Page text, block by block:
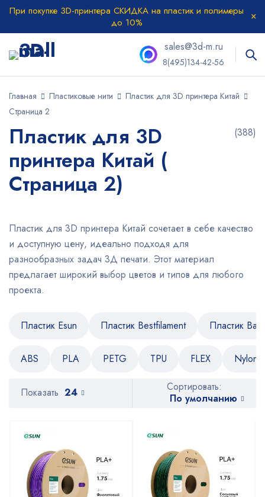
При покупке 3D-принтера СКИДКА на пластик и полимеры
до 10%
sales@3d-m.ru
8(495)134-42-56
Главная Пластиковые нити
Пластик для 3D принтера Китай
Страница 2
Пластик для 3D
принтера Китай (
Страница 2)
(388)
Пластик для 3D принтера Китай сочетает в себе качество
и доступную цену, идеально подходя для
разнообразных задач 3Д печати. Этот материал
предлагает широкий выбор цветов и типов для любого
проекта.
Пластик Esun Пластик Bestfilament Пластик
ABS PLA PETG TPU FLEX Nylon
Сортировать:
По умолчанию
Показать 24